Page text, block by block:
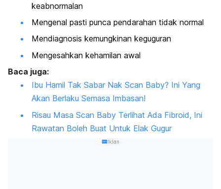
keabnormalan
Mengenal pasti punca pendarahan tidak normal
Mendiagnosis kemungkinan keguguran
Mengesahkan kehamilan awal
Baca juga:
Ibu Hamil Tak Sabar Nak Scan Baby? Ini Yang
Akan Berlaku Semasa Imbasan!
Risau Masa Scan Baby Terlihat Ada Fibroid, Ini
Rawatan Boleh Buat Untuk Elak Gugur
Iklan